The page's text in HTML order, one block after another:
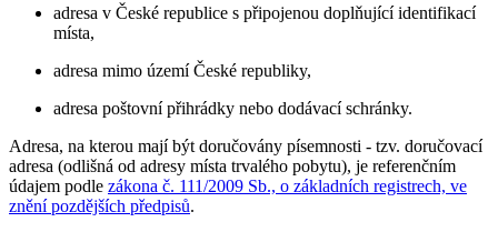
adresa v České republice s připojenou doplňující identifikací
místa,
adresa mimo území České republiky,
adresa poštovní přihrádky nebo dodávací schránky.
Adresa, na kterou mají být doručovány písemnosti - tzv. doručovací
adresa (odlišná od adresy místa trvalého pobytu), je referenčním
údajem podle zákona č. 111/2009 Sb., o základních registrech, ve
znění pozdějších předpisů.